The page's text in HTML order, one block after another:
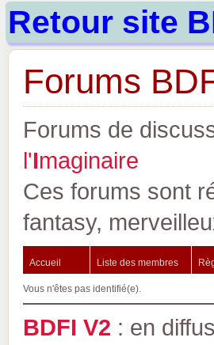
Retour site
Forums
Forums de
l'Imaginaire
Ces forums sont
fantasy,
Accueil Liste des membres
Vous n'êtes pas identifié(e).
BDFI V2 : en